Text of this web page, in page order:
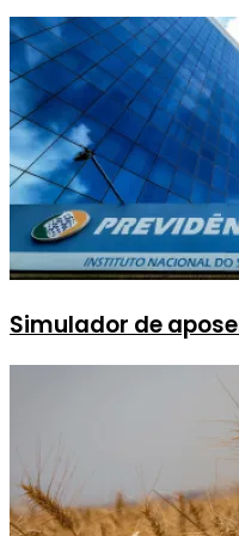
Simulador de